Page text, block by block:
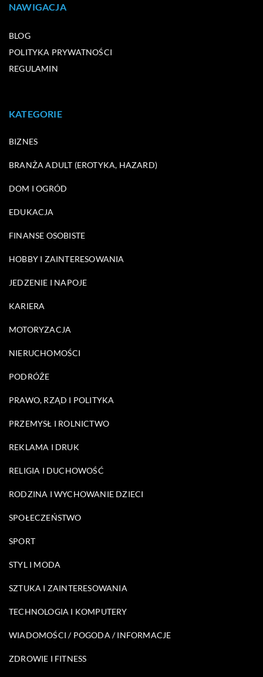
NAWIGACJA
BLOG
POLITYKA PRYWATNOŚCI
REGULAMIN
KATEGORIE
BIZNES
BRANŻA ADULT (EROTYKA, HAZARD)
DOM I OGRÓD
EDUKACJA
FINANSE OSOBISTE
HOBBY I ZAINTERESOWANIA
JEDZENIE I NAPOJE
KARIERA
MOTORYZACJA
NIERUCHOMOŚCI
PODRÓŻE
PRAWO, RZĄD I POLITYKA
PRZEMYSŁ I ROLNICTWO
REKLAMA I DRUK
RELIGIA I DUCHOWOŚĆ
RODZINA I WYCHOWANIE DZIECI
SPOŁECZEŃSTWO
SPORT
STYL I MODA
SZTUKA I ZAINTERESOWANIA
TECHNOLOGIA I KOMPUTERY
WIADOMOŚCI / POGODA / INFORMACJE
ZDROWIE I FITNESS